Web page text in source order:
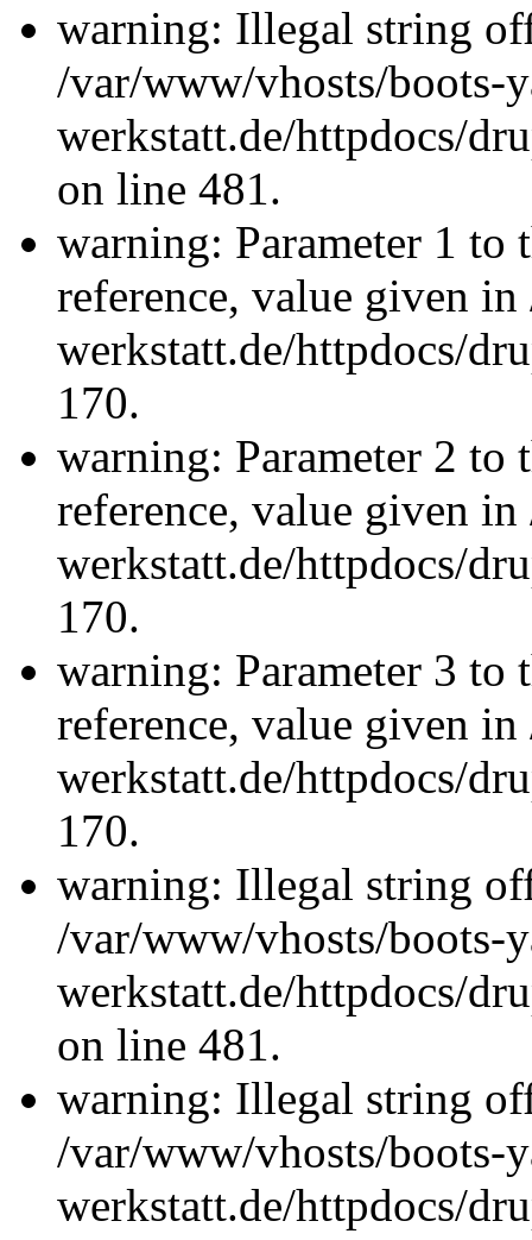
warning: Illegal string
/var/www/vhosts/boots-
werkstatt.de/httpdocs/
on line 481.
warning: Parameter 1 to
reference, value given
werkstatt.de/httpdocs/
170.
warning: Parameter 2 to
reference, value given
werkstatt.de/httpdocs/
170.
warning: Parameter 3 to
reference, value given
werkstatt.de/httpdocs/
170.
warning: Illegal string
/var/www/vhosts/boots-
werkstatt.de/httpdocs/
on line 481.
warning: Illegal string
/var/www/vhosts/boots-
werkstatt.de/httpdocs/